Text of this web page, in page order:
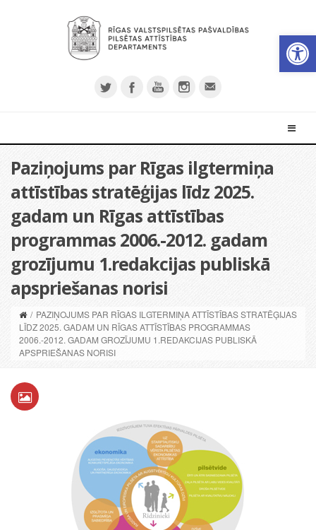
Paziņojums par Rīgas ilgtermiņa
attīstības stratēģijas līdz 2025.
gadam un Rīgas attīstības
programmas 2006.-2012. gadam
grozījumu 1.redakcijas publiskā
apspriešanas norisi
/ PAZIŅOJUMS PAR RĪGAS ILGTERMIŅA ATTĪSTĪBAS STRATĒĢIJAS
LĪDZ 2025. GADAM UN RĪGAS ATTĪSTĪBAS PROGRAMMAS
2006.-2012. GADAM GROZĪJUMU 1.REDAKCIJAS PUBLISKĀ
APSPRIEŠANAS NORISI